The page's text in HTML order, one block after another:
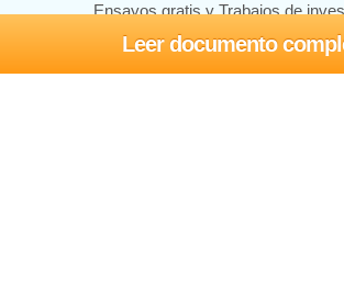
Leer documento
Ensayos gratis y Trabajos de